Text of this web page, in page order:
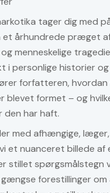
tager dig med
et århundrede præget
menneskelige
i personlige historier
forfatteren, hvordan
blevet formet – og
den har haft.
med afhængige,
et nuanceret billede af
stillet spørgsmålstegn
forestillinger om